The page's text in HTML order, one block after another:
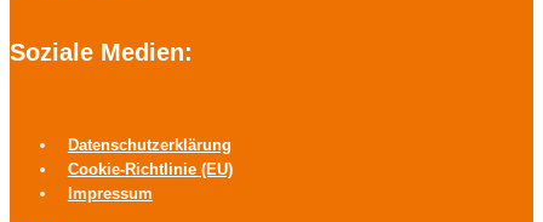
Soziale Medien:
Datenschutzerklärung
Cookie-Richtlinie (EU)
Impressum